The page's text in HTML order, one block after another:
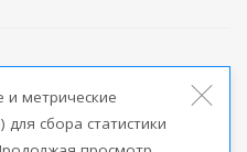
метрические
сбора статистики